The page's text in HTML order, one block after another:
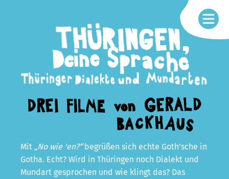
Mit „No wie 'en?“begrüßen sich echte Goth’sche in
Gotha. Echt? Wird in Thüringen noch Dialekt und
Mundart gesprochen und wie klingt das? Das